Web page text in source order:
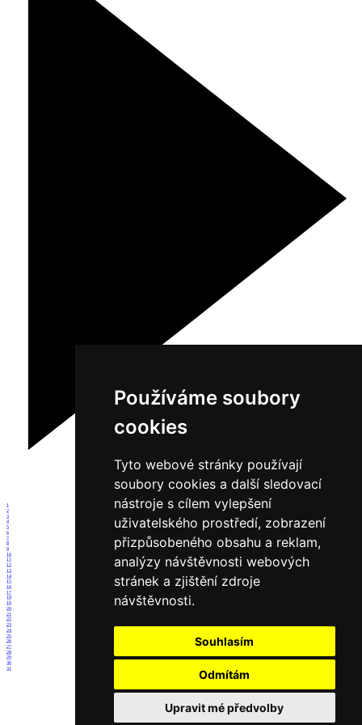
Používáme soubory
cookies
Tyto webové stránky používají
soubory cookies a další sledovací
nástroje s cílem vylepšení
uživatelského prostředí, zobrazení
přizpůsobeného obsahu a reklam,
analýzy návštěvnosti webových
stránek a zjištění zdroje
návštěvnosti.
Souhlasím
Odmítám
Upravit mé předvolby
1
2
3
4
5
6
7
8
9
10
11
12
13
14
15
16
17
18
19
20
21
22
23
24
25
26
27
28
29
30
31